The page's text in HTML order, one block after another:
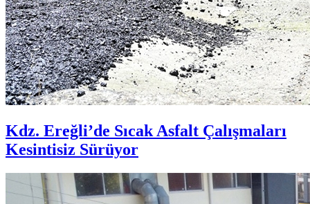
Kdz. Ereğli’de Sıcak Asfalt Çalışmaları
Kesintisiz Sürüyor